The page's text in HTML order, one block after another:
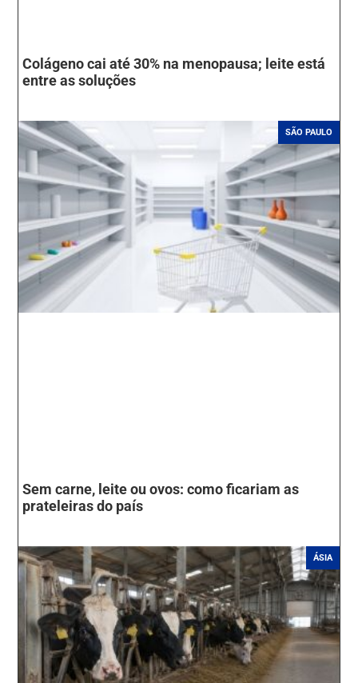
Colágeno cai até 30% na menopausa; leite está
entre as soluções
SÃO PAULO
Sem carne, leite ou ovos: como ficariam as
prateleiras do país
ÁSIA